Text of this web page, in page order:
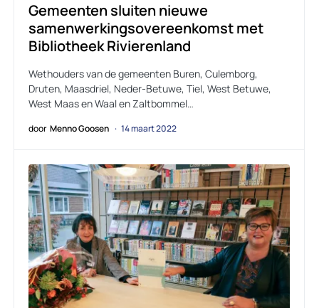
Gemeenten sluiten nieuwe
samenwerkingsovereenkomst met
Bibliotheek Rivierenland
Wethouders van de gemeenten Buren, Culemborg,
Druten, Maasdriel, Neder-Betuwe, Tiel, West Betuwe,
West Maas en Waal en Zaltbommel…
door Menno Goosen 14 maart 2022